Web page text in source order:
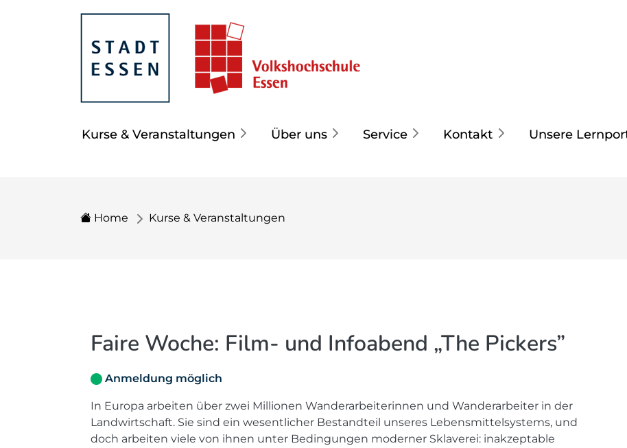
Kurse & Veranstaltungen Über uns Service Kontakt Unsere
Home Kurse & Veranstaltungen
Faire Woche: Film- und Infoabend „The Pickers”
Anmeldung möglich
In Europa arbeiten über zwei Millionen Wanderarbeiterinnen und Wanderarbeiter in der
Landwirtschaft. Sie sind ein wesentlicher Bestandteil unseres Lebensmittelsystems, und
doch arbeiten viele von ihnen unter Bedingungen moderner Sklaverei: inakzeptable